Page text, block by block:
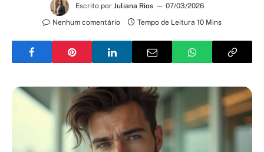
Escrito por Juliana Rios
07/03/2026
Nenhum comentário
Tempo de Leitura 10 Mins